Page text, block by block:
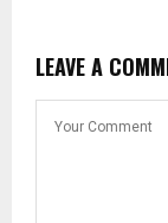
LEAVE A